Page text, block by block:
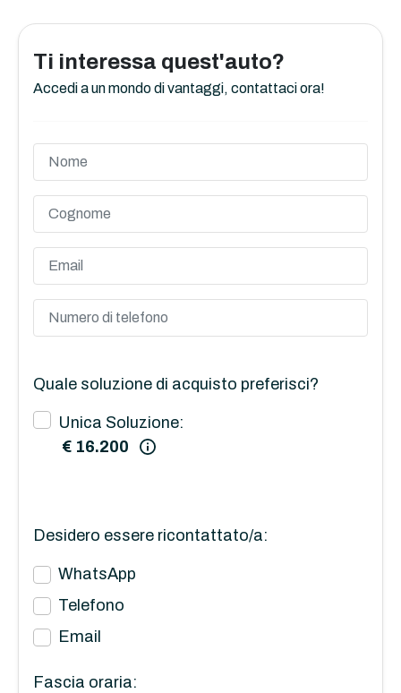
Ti interessa quest'auto?
Accedi a un mondo di vantaggi, contattaci ora!
Quale soluzione di acquisto preferisci?
Unica Soluzione:
€ 16.200
Desidero essere ricontattato/a:
WhatsApp
Telefono
Email
Fascia oraria: